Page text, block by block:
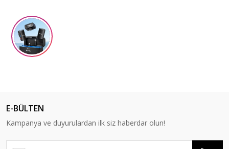
E-BÜLTEN
Kampanya ve duyurulardan ilk siz haberdar olun!